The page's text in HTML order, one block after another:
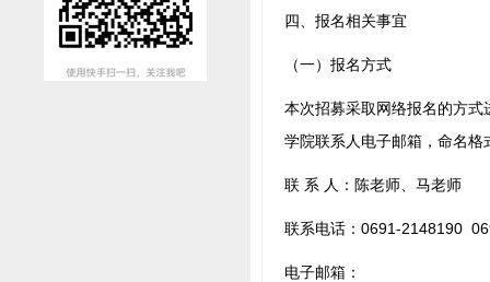
四、报名相关事宜
（一）报名方式
本次招募采取网络报名的方
学院联系人电子邮箱，命名
联 系 人：陈老师、马老师
联系电话：0691-2148190
电子邮箱：